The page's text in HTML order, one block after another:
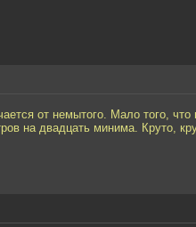
от немытого. Мало того, что
на двадцать минима. Круто,